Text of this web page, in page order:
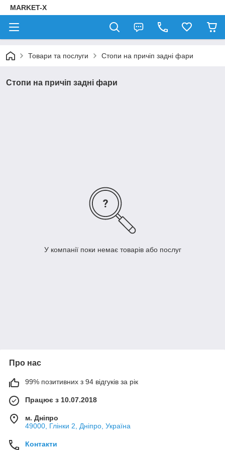
MARKET-X
Товари та послуги Стопи на причіп задні фари
Стопи на причіп задні фари
У компанії поки немає товарів або послуг
Про нас
99% позитивних з 94 відгуків за рік
Працює з 10.07.2018
м. Дніпро
49000, Глінки 2, Дніпро, Україна
Контакти